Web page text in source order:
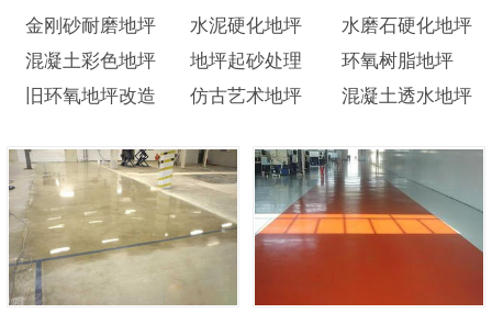
金刚砂耐磨地坪 水泥硬化地坪
水磨石硬化地坪
混凝土彩色地坪
地坪起砂处理
环氧树脂地坪
旧环氧地坪改造
仿古艺术地坪 混凝土透水地坪